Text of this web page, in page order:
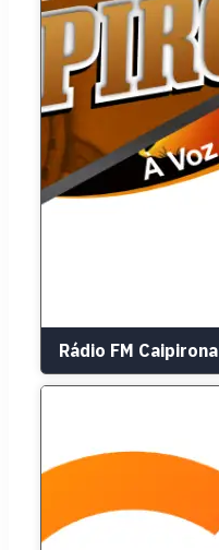
Rádio FM Caipirona